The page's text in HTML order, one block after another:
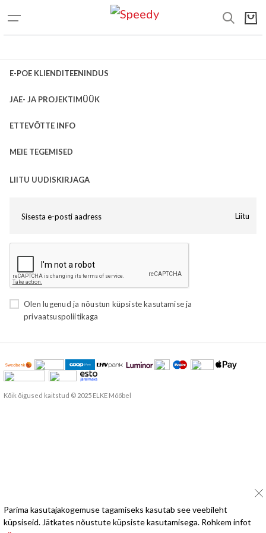
E-POE KLIENDITEENINDUS
JAE- JA PROJEKTIMÜÜK
ETTEVÕTTE INFO
MEIE TEGEMISED
LIITU UUDISKIRJAGA
Liitu
Olen lugenud ja nõustun küpsiste kasutamiseja
privaatsuspoliitikaga
Kõik õigused kaitstud © 2025 ELKE Mööbel
Parima kasutajakogemuse tagamiseks kasutab see veebileht
küpsiseid. Jätkates nõustute küpsiste kasutamisega. Rohkem infot